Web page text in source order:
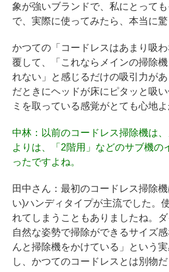
象が強いブランドで、私にとって
で、実際に使ってみたら、本当に驚
かつての「コードレスはあまり吸
覆して、「これならメインの掃除
れない」と感じるだけの吸引力が
だときにヘッドが床にピタッと吸
ミを取っている感覚がとても心地よ
中林：以前のコードレス掃除機は
よりは、「2階用」などのサブ機の
ったですよね。
田中さん ：最初のコードレス掃除
い)ハンディタイプが主流でした。
れてしまうこともありましたね。
自然な姿勢で掃除ができるサイズ
んと掃除機をかけている」という
し、かつてのコードレスとは別物だ